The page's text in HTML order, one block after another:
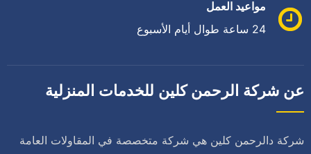
مواعيد العمل
24 ساعة طوال أيام الأسبوع
عن شركة الرحمن كلين للخدمات المنزلية
شركة دالرحمن كلين هي شركة متخصصة في المقاولات العامة